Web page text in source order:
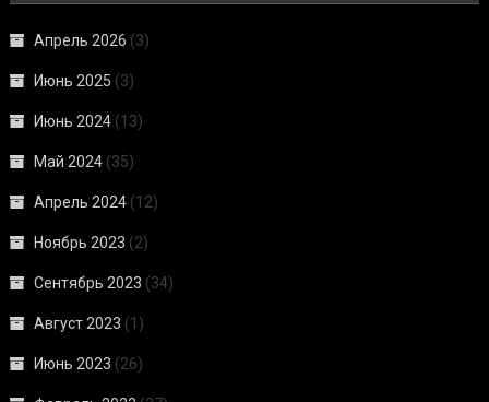
Апрель 2026 (3)
Июнь 2025 (3)
Июнь 2024 (13)
Май 2024 (35)
Апрель 2024 (12)
Ноябрь 2023 (2)
Сентябрь 2023 (34)
Август 2023 (1)
Июнь 2023 (26)